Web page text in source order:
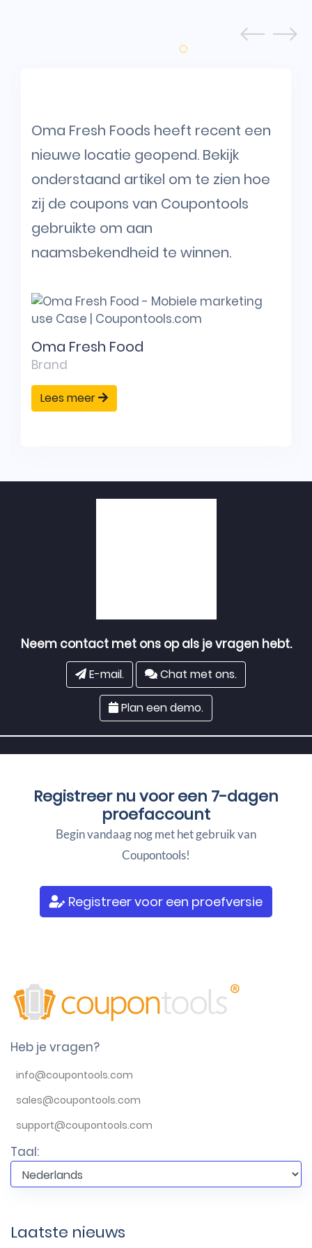
Oma Fresh Foods heeft recent een
nieuwe locatie geopend. Bekijk
onderstaand artikel om te zien hoe
zij de coupons van Coupontools
gebruikte om aan
naamsbekendheid te winnen.
Oma Fresh Food
Brand
Lees meer
Neem contact met ons op als je vragen hebt.
E-mail. Chat met ons.
Plan een demo.
Registreer nu voor een 7-dagen
proefaccount
Begin vandaag nog met het gebruik van
Coupontools!
Registreer voor een proefversie
Heb je vragen?
info@coupontools.com
sales@coupontools.com
support@coupontools.com
Taal:
Laatste nieuws